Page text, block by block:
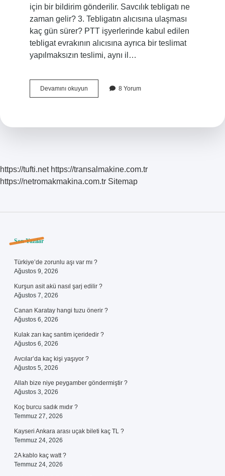
için bir bildirim gönderilir. Savcılık tebligatı ne
zaman gelir? 3. Tebligatın alıcısına ulaşması
kaç gün sürer? PTT işyerlerinde kabul edilen
tebligat evrakının alıcısına ayrıca bir teslimat
yapılmaksızın teslimi, aynı il…
Devamını okuyunSavcılıktan
Gelen
8 Yorum
https://tufti.net https://transalmakine.com.tr
https://netromakmakina.com.tr Sitemap
Sidebar
Son Yazılar
Türkiye’de zorunlu aşı var mı ?
Ağustos 9, 2026
Kurşun asit akü nasıl şarj edilir ?
Ağustos 7, 2026
Canan Karatay hangi tuzu önerir ?
Ağustos 6, 2026
Kulak zarı kaç santim içeridedir ?
Ağustos 6, 2026
Avcılar’da kaç kişi yaşıyor ?
Ağustos 5, 2026
Allah bize niye peygamber göndermiştir ?
Ağustos 3, 2026
Koç burcu sadık mıdır ?
Temmuz 27, 2026
Kayseri Ankara arası uçak bileti kaç TL ?
Temmuz 24, 2026
2A kablo kaç watt ?
Temmuz 24, 2026